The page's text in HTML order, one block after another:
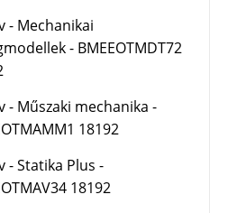
- Mechanikai
- BMEEOTMDT72
- Műszaki mechanika -
18192
- Statika Plus -
18192